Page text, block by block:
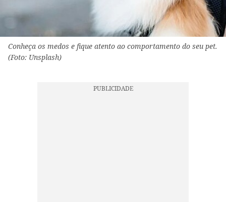
Conheça os medos e fique atento ao comportamento do seu pet.
(Foto: Unsplash)